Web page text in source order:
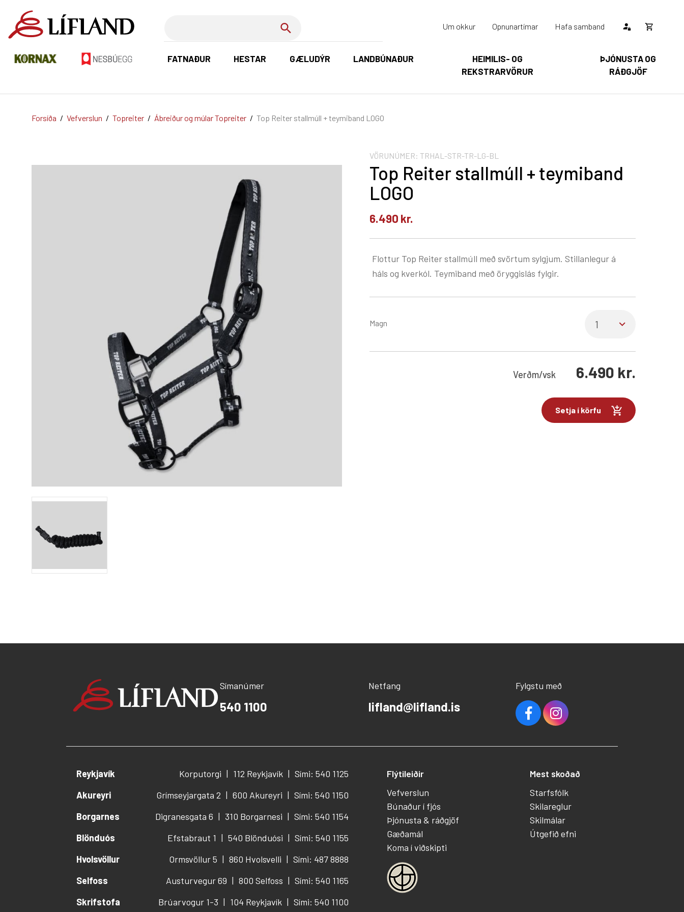
FATNAÐUR HESTAR GÆLUDÝR LANDBÚNAÐUR
HEIMILIS- OG
REKSTRARVÖRUR
ÞJÓNUSTA OG
RÁÐGJÖF
Um okkur Opnunartímar Hafa samband
Opna
Karfan þín
körfu
Forsíða / Vefverslun / Topreiter / Ábreiður og múlar Topreiter / Top Reiter stallmúll + teymiband LOGO
VÖRUNÚMER: TRHAL-STR-TR-LG-BL
Top Reiter stallmúll + teymiband
LOGO
6.490 kr.
Flottur Top Reiter stallmúll með svörtum sylgjum. Stillanlegur á
háls og kverkól. Teymiband með öryggislás fylgir.
Magn
Verðm/vsk 6.490 kr.
Setja í körfu
Símanúmer
540 1100
Netfang
lifland@lifland.is
Fylgstu með
Reykjavík Korputorgi 112 Reykjavík
Sími: 540 1125
Akureyri
Grímseyjargata 2 600 Akureyri
Sími: 540 1150
Borgarnes
Digranesgata 6 310 Borgarnesi
Sími: 540 1154
Blönduós
Efstabraut 1 540 Blönduósi
Sími: 540 1155
Hvolsvöllur
Ormsvöllur 5 860 Hvolsvelli
Sími: 487 8888
Selfoss
Austurvegur 69 800 Selfoss
Sími: 540 1165
Skrifstofa
Brúarvogur 1-3 104 Reykjavík Sími: 540 1100
Flýtileiðir
Vefverslun
Búnaður í fjós
Þjónusta & ráðgjöf
Gæðamál
Koma í viðskipti
Mest skoðað
Starfsfólk
Skilareglur
Skilmálar
Útgefið efni